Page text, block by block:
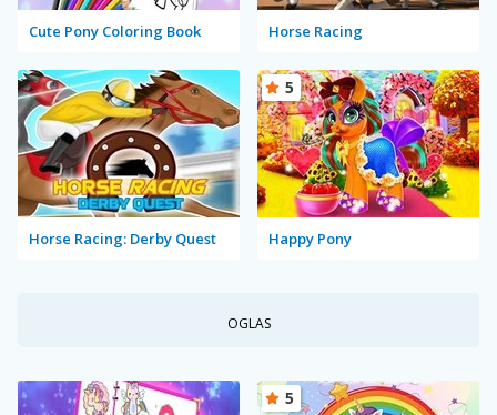
Cute Pony Coloring Book Horse Racing
Horse Racing: Derby Quest Happy Pony
5
OGLAS
5